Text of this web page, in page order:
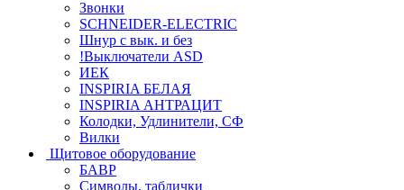
Звонки
SCHNEIDER-ELECTRIC
Шнур с вык. и без
!Выключатели ASD
ИЕК
INSPIRIA БЕЛАЯ
INSPIRIA АНТРАЦИТ
Колодки, Удлинители, СФ
Вилки
Щитовое оборудование
БАВР
Символы, таблички